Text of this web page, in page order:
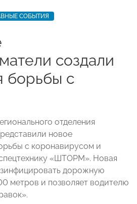
СОБЫТИЯ
создали
борьбы с
отделения
новое
с коронавирусом и
«ШТОРМ». Новая
дорожную
метров и позволяет водителю